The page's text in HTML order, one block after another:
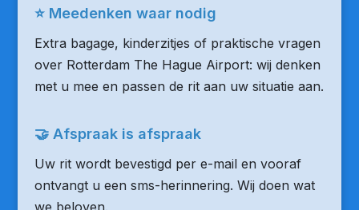
⭐ Meedenken waar nodig
Extra bagage, kinderzitjes of praktische vragen
over Rotterdam The Hague Airport: wij denken
met u mee en passen de rit aan uw situatie aan.
🤝 Afspraak is afspraak
Uw rit wordt bevestigd per e-mail en vooraf
ontvangt u een sms-herinnering. Wij doen wat
we beloven.